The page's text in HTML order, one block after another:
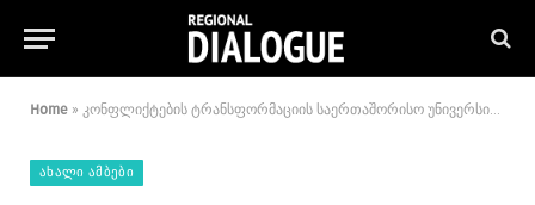
Home » კონფლიქტების ტრანსფორმაციის საერთაშორისო უნივერსიტეტი დასრულდა
ᲐᲮᲐᲚᲘ ᲐᲛᲑᲔᲑᲘ